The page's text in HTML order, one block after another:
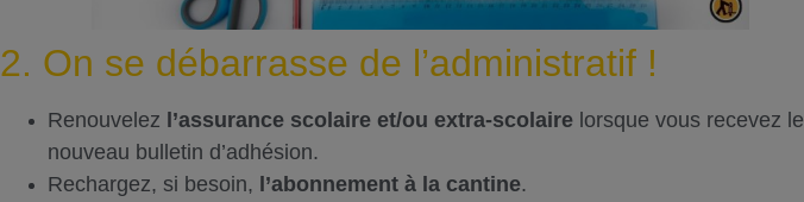
2. On se débarrasse de l’administratif !
Renouvelez l’assurance scolaire et/ou extra-scolaire lorsque vous recevez le
nouveau bulletin d’adhésion.
Rechargez, si besoin, l’abonnement à la cantine.